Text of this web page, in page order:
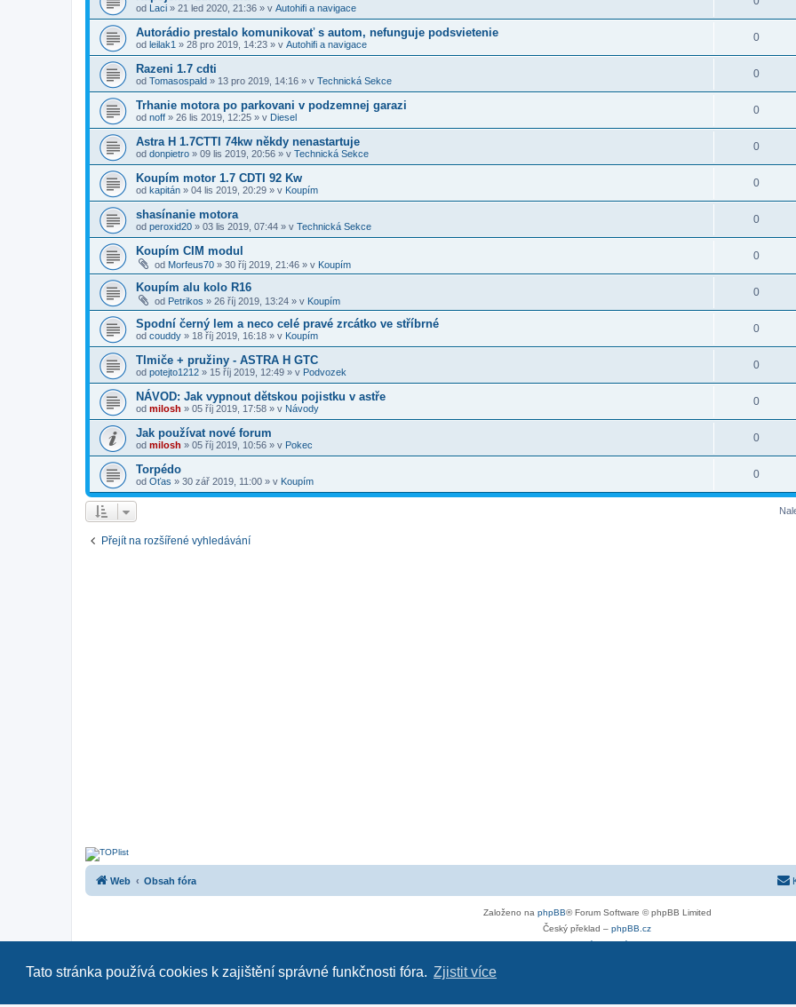
Tato stránka používá cookies k zajištění správné funkčnosti fóra. Zjistit více
od Laci » 21 led 2020, 21:36 » v Autohifi a navigace
Autorádio prestalo komunikovať s autom, nefunguje podsvietenie
od leilak1 » 28 pro 2019, 14:23 » v Autohifi a navigace
0
Razeni 1.7 cdti
od Tomasospald » 13 pro 2019, 14:16 » v Technická Sekce
0
Trhanie motora po parkovani v podzemnej garazi
od noff » 26 lis 2019, 12:25 » v Diesel
0
Astra H 1.7CTTI 74kw někdy nenastartuje
od donpietro » 09 lis 2019, 20:56 » v Technická Sekce
0
Koupím motor 1.7 CDTI 92 Kw
od kapitán » 04 lis 2019, 20:29 » v Koupím
0
shasínanie motora
od peroxid20 » 03 lis 2019, 07:44 » v Technická Sekce
0
Koupím CIM modul
od Morfeus70 » 30 říj 2019, 21:46 » v Koupím
0
Koupím alu kolo R16
od Petrikos » 26 říj 2019, 13:24 » v Koupím
0
Spodní černý lem a neco celé pravé zrcátko ve stříbrné
od couddy » 18 říj 2019, 16:18 » v Koupím
0
Tlmiče + pružiny - ASTRA H GTC
od potejto1212 » 15 říj 2019, 12:49 » v Podvozek
0
NÁVOD: Jak vypnout dětskou pojistku v astře
od milosh » 05 říj 2019, 17:58 » v Návody
0
Jak používat nové forum
od milosh » 05 říj 2019, 10:56 » v Pokec
0
Torpédo
od Oťas » 30 zář 2019, 11:00 » v Koupím
0
Přejít na rozšířené vyhledávání
Web Obsah fóra
Založeno na phpBB® Forum Software © phpBB Limited
Český překlad – phpBB.cz
Soukromí|Podmínky